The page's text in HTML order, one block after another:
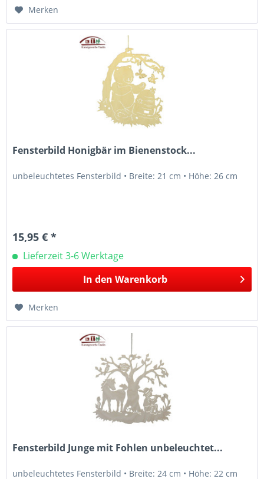
Merken
Fensterbild Honigbär im Bienenstock...
unbeleuchtetes Fensterbild • Breite: 21 cm • Höhe: 26 cm
15,95 € *
Lieferzeit 3-6 Werktage
In den Warenkorb
Merken
Fensterbild Junge mit Fohlen unbeleuchtet...
unbeleuchtetes Fensterbild • Breite: 24 cm • Höhe: 22 cm